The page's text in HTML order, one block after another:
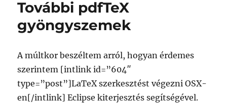
További pdfTeX
gyöngyszemek
A múltkor beszéltem arról, hogyan érdemes
szerintem [intlink id=”604″
type=”post”]LaTeX szerkesztést végezni OSX-
en[/intlink] Eclipse kiterjesztés segítségével.